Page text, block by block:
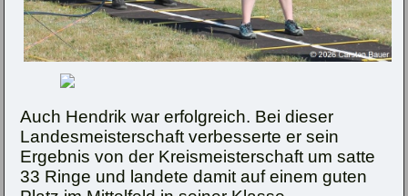
Auch Hendrik war erfolgreich. Bei dieser
Landesmeisterschaft verbesserte er sein
Ergebnis von der Kreismeisterschaft um satte
33 Ringe und landete damit auf einem guten